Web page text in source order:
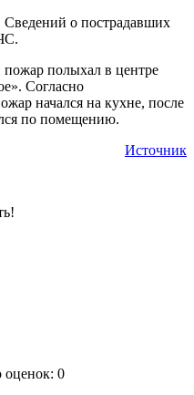
Сведений о пострадавших
полыхал в центре
Согласно
начался на кухне, после
по помещению.
Источник
оценок: 0